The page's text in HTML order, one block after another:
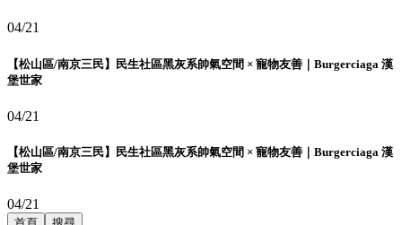
04/21
【松山區/南京三民】民生社區黑灰系帥氣空間 × 寵物友善｜Burgerciaga 漢
堡世家
04/21
【松山區/南京三民】民生社區黑灰系帥氣空間 × 寵物友善｜Burgerciaga 漢
堡世家
04/21